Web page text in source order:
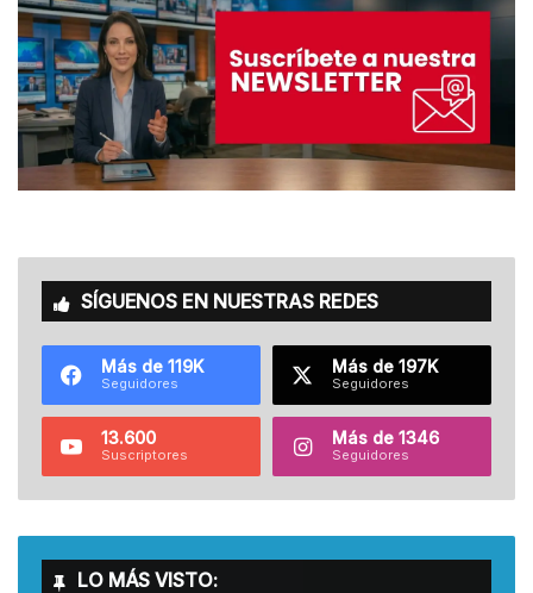
SÍGUENOS EN NUESTRAS REDES
Más de 119K
Seguidores
Más de 197K
Seguidores
13.600
Suscriptores
Más de 1346
Seguidores
LO MÁS VISTO: